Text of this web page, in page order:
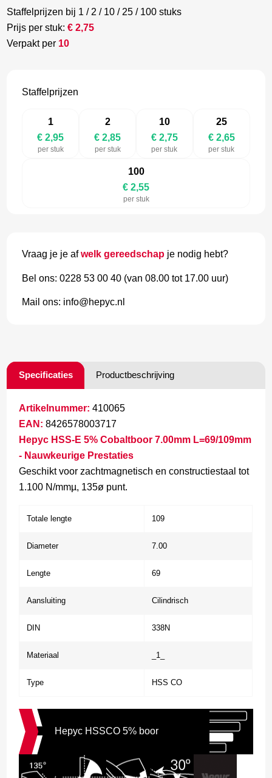
Staffelprijzen bij 1 / 2 / 10 / 25 / 100 stuks
Prijs per stuk:€2,75
Verpakt per 10
Staffelprijzen
1
€ 2,95
per stuk
2
€ 2,85
per stuk
10
€ 2,75
per stuk
25
€ 2,65
per stuk
100
€ 2,55
per stuk
Vraag je je afwelk gereedschap je nodig hebt?
Bel ons: 0228 53 00 40 (van 08.00 tot 17.00 uur)
Mail ons: info@hepyc.nl
Specificaties Productbeschrijving
Artikelnummer: 410065
EAN: 8426578003717
Hepyc HSS-E 5% Cobaltboor 7.00mm L=69/109mm
- Nauwkeurige Prestaties
Geschikt voor zachtmagnetisch en constructiestaal tot
1.100 N/mmµ, 135ø punt.
Totale lengte 109
Diameter 7.00
Lengte 69
Aansluiting Cilindrisch
DIN 338N
Materiaal _1_
Type HSS CO
Hepyc HSSCO 5% boor